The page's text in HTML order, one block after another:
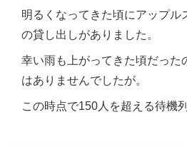
明るくなってきた頃にアップル
の貸し出しがありました。
幸い雨も上がってきた頃だった
はありませんでしたが。
この時点で150人を超える待機